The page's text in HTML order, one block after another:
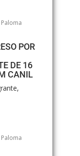
Paloma
POR
DE 16
CANIL
Paloma